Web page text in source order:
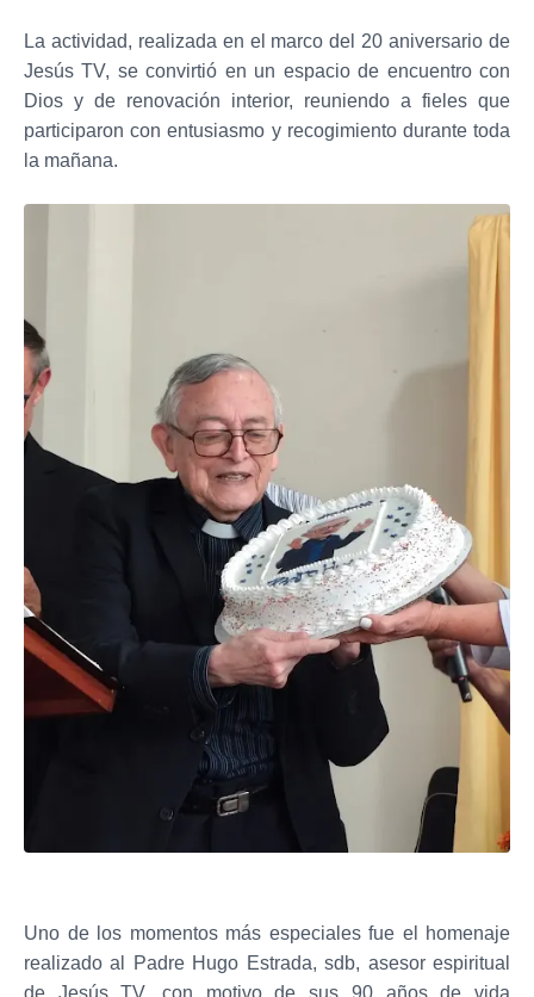
La actividad, realizada en el marco del 20 aniversario de
Jesús TV, se convirtió en un espacio de encuentro con
Dios y de renovación interior, reuniendo a fieles que
participaron con entusiasmo y recogimiento durante toda
la mañana.
Uno de los momentos más especiales fue el homenaje
realizado al Padre Hugo Estrada, sdb, asesor espiritual
de Jesús TV, con motivo de sus 90 años de vida